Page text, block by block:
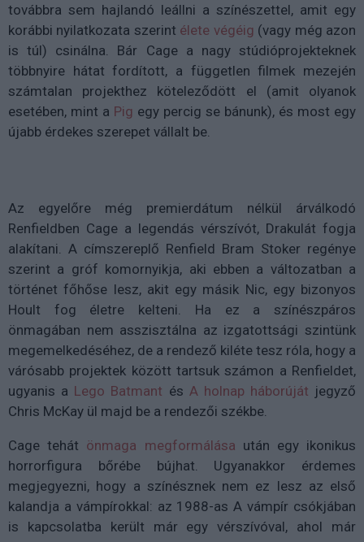
továbbra sem hajlandó leállni a színészettel, amit egy
korábbi nyilatkozata szerint élete végéig (vagy még azon
is túl) csinálna. Bár Cage a nagy stúdióprojekteknek
többnyire hátat fordított, a független filmek mezején
számtalan projekthez köteleződött el (amit olyanok
esetében, mint a Pig egy percig se bánunk), és most egy
újabb érdekes szerepet vállalt be.
Az egyelőre még premierdátum nélkül árválkodó
Renfieldben Cage a legendás vérszívót, Drakulát fogja
alakítani. A címszereplő Renfield Bram Stoker regénye
szerint a gróf komornyikja, aki ebben a változatban a
történet főhőse lesz, akit egy másik Nic, egy bizonyos
Hoult fog életre kelteni. Ha ez a színészpáros
önmagában nem asszisztálna az izgatottsági szintünk
megemelkedéséhez, de a rendező kiléte tesz róla, hogy a
várósabb projektek között tartsuk számon a Renfieldet,
ugyanis a Lego Batmant és A holnap háborúját jegyző
Chris McKay ül majd be a rendezői székbe.
Cage tehát önmaga megformálása után egy ikonikus
horrorfigura bőrébe bújhat. Ugyanakkor érdemes
megjegyezni, hogy a színésznek nem ez lesz az első
kalandja a vámpírokkal: az 1988-as A vámpír csókjában
is kapcsolatba került már egy vérszívóval, ahol már